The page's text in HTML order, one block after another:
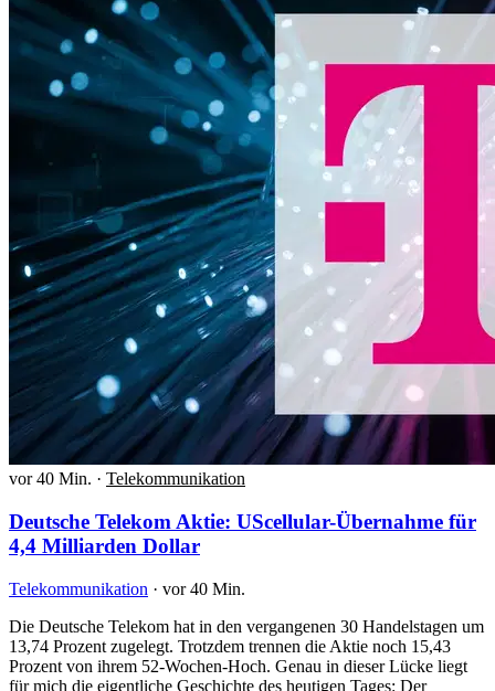
vor 40 Min. · Telekommunikation
Deutsche Telekom Aktie: UScellular-Übernahme für
4,4 Milliarden Dollar
Telekommunikation · vor 40 Min.
Die Deutsche Telekom hat in den vergangenen 30 Handelstagen um
13,74 Prozent zugelegt. Trotzdem trennen die Aktie noch 15,43
Prozent von ihrem 52-Wochen-Hoch. Genau in dieser Lücke liegt
für mich die eigentliche Geschichte des heutigen Tages: Der